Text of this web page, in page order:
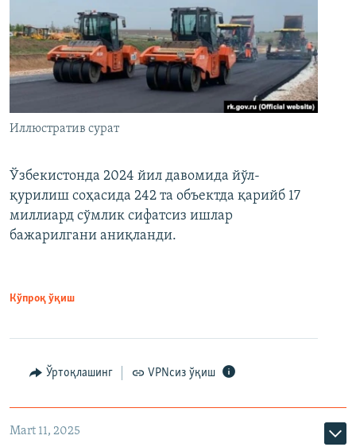
Иллюстратив сурат
Ўзбекистонда 2024 йил давомида йўл-
қурилиш соҳасида 242 та объектда қарийб 17
миллиард сўмлик сифатсиз ишлар
бажарилгани аниқланди.
Кўпроқ ўқиш
Ўртоқлашинг VPNсиз ўқиш
Mart 11, 2025